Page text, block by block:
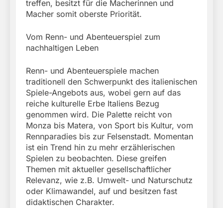
treffen, besitzt für die Macherinnen und
Macher somit oberste Priorität.
Vom Renn- und Abenteuerspiel zum
nachhaltigen Leben
Renn- und Abenteuerspiele machen
traditionell den Schwerpunkt des italienischen
Spiele-Angebots aus, wobei gern auf das
reiche kulturelle Erbe Italiens Bezug
genommen wird. Die Palette reicht von
Monza bis Matera, von Sport bis Kultur, vom
Rennparadies bis zur Felsenstadt. Momentan
ist ein Trend hin zu mehr erzählerischen
Spielen zu beobachten. Diese greifen
Themen mit aktueller gesellschaftlicher
Relevanz, wie z.B. Umwelt- und Naturschutz
oder Klimawandel, auf und besitzen fast
didaktischen Charakter.